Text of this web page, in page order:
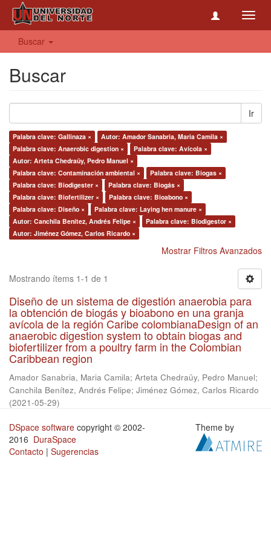
Buscar
Buscar
Ir
Palabra clave: Gallinaza ×
Autor: Amador Sanabria, Maria Camila ×
Palabra clave: Anaerobic digestion ×
Palabra clave: Avícola ×
Autor: Arteta Chedraüy, Pedro Manuel ×
Palabra clave: Contaminación ambiental ×
Palabra clave: Biogas ×
Palabra clave: Biodigester ×
Palabra clave: Biogás ×
Palabra clave: Biofertilizer ×
Palabra clave: Bioabono ×
Palabra clave: Diseño ×
Palabra clave: Laying hen manure ×
Autor: Canchila Benítez, Andrés Felipe ×
Palabra clave: Biodigestor ×
Autor: Jiménez Gómez, Carlos Ricardo ×
Mostrar Filtros Avanzados
Mostrando ítems 1-1 de 1
Diseño de un sistema de digestión anaerobia para
la obtención de biogás y bioabono en una granja
avícola de la región Caribe colombianaDesign of an
anaerobic digestion system to obtain biogas and
biofertilizer from a poultry farm in the Colombian
Caribbean region
Amador Sanabria, Maria Camila; Arteta Chedraüy, Pedro Manuel;
Canchila Benítez, Andrés Felipe; Jiménez Gómez, Carlos Ricardo
(2021-05-29)
DSpace software copyright © 2002-
2016 DuraSpace
Contacto | Sugerencias
Theme by